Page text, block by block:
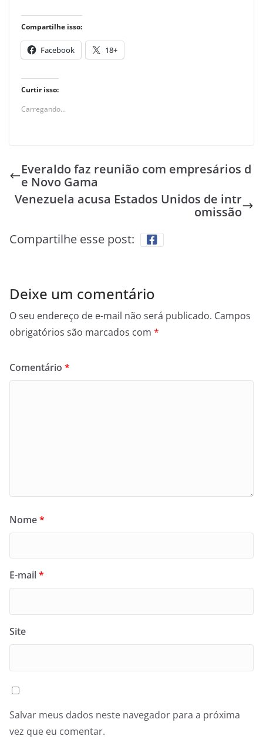
Compartilhe isso:
Facebook 18+
Curtir isso:
Carregando...
Everaldo faz reunião com empresários d
e Novo Gama
Venezuela acusa Estados Unidos de intr
omissão
Compartilhe esse post:
Deixe um comentário
O seu endereço de e-mail não será publicado. Campos
obrigatórios são marcados com *
Comentário *
Nome*
E-mail*
Site
Salvar meus dados neste navegador para a próxima
vez que eu comentar.